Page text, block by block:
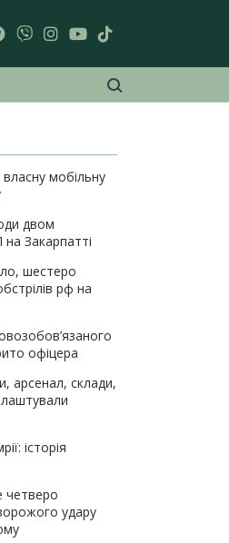
мобільну
двом
Закарпатті
шестеро
рф на
офіцера
арсенал, склади,
історія
четверо
удару